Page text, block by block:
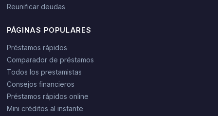
Reunificar deudas
PÁGINAS POPULARES
Préstamos rápidos
Comparador de préstamos
Todos los prestamistas
Consejos financieros
Préstamos rápidos online
Mini créditos al instante